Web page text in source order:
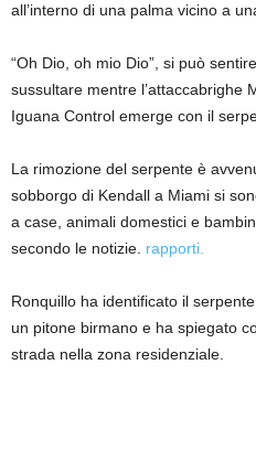
all’interno di una palma vicino a
“Oh Dio, oh mio Dio”, si può
sussultare mentre l’attaccabrighe
Iguana Control emerge con il
La rimozione del serpente è
sobborgo di Kendall a Miami si
a case, animali domestici e
secondo le notizie. rapporti.
Ronquillo ha identificato il
un pitone birmano e ha spiegato
strada nella zona residenziale.